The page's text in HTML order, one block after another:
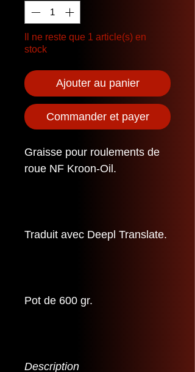
Il ne reste que 1 article(s) en
stock
Ajouter au panier
Commander et payer
Graisse pour roulements de
roue NF Kroon-Oil.
Traduit avec Deepl Translate.
Pot de 600 gr.
Description